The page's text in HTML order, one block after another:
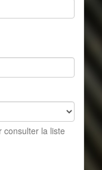
consulter la liste